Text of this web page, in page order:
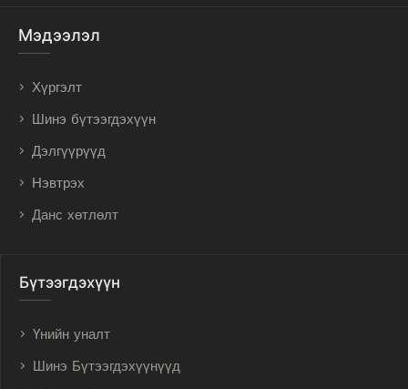
Мэдээлэл
Хүргэлт
Шинэ бүтээгдэхүүн
Дэлгүүрүүд
Нэвтрэх
Данс хөтлөлт
Бүтээгдэхүүн
Үнийн уналт
Шинэ Бүтээгдэхүүнүүд